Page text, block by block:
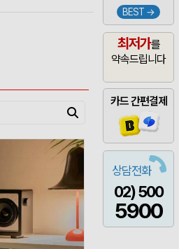
BEST →
최저가를
약속드립니다
카드 간편결제
상담전화
02) 500
5900